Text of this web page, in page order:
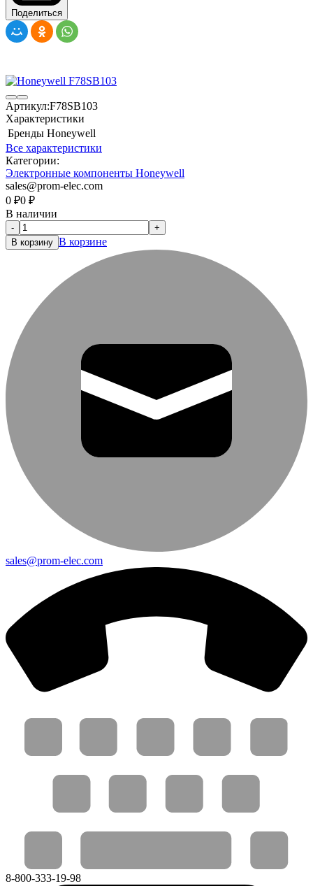
Поделиться
Артикул:F78SB103
Характеристики
Бренды Honeywell
Все характеристики
Категории:
Электронные компоненты Honeywell
sales@prom-elec.com
0 ₽0 ₽
В наличии
-
+
В корзину В корзине
sales@prom-elec.com
8-800-333-19-98